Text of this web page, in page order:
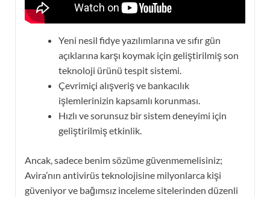
Yeni nesil fidye yazılımlarına ve sıfır gün
açıklarına karşı koymak için geliştirilmiş son
teknoloji ürünü tespit sistemi.
Çevrimiçi alışveriş ve bankacılık
işlemlerinizin kapsamlı korunması.
Hızlı ve sorunsuz bir sistem deneyimi için
geliştirilmiş etkinlik.
Ancak, sadece benim sözüme güvenmemelisiniz;
Avira’nın antivirüs teknolojisine milyonlarca kişi
güveniyor ve bağımsız inceleme sitelerinden düzenli